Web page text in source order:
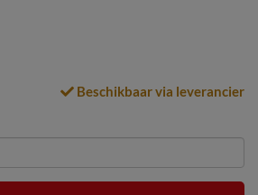
Beschikbaar via leverancier